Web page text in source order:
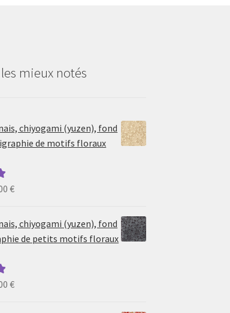
mieux notés
chiyogami (yuzen), fond
de motifs floraux
€Plage
prix :
6.50 €
chiyogami (yuzen), fond
de petits motifs floraux
€Plage